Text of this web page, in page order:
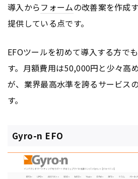
導入からフォームの改善案を作成
提供している点です。
EFOツールを初めて導入する方で
す。月額費用は50,000円と少々高
が、業界最高水準を誇るサービス
す。
Gyro-n EFO